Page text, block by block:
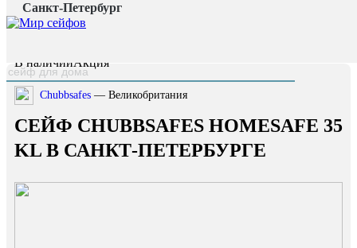
Санкт-Петербург
Главная страница /
Каталог /
В наличииАкция
Chubbsafes — Великобритания
СЕЙФ CHUBBSAFES HOMESAFE 35
KL В САНКТ-ПЕТЕРБУРГЕ